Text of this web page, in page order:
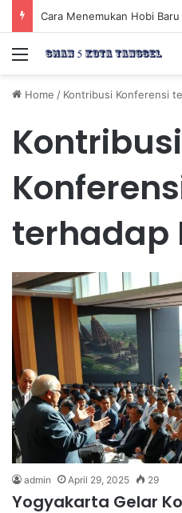
Menu
Home / Kontribusi Konferensi
Kontribusi
terhadap
admin April 29, 2025 29
Yogyakarta Gelar